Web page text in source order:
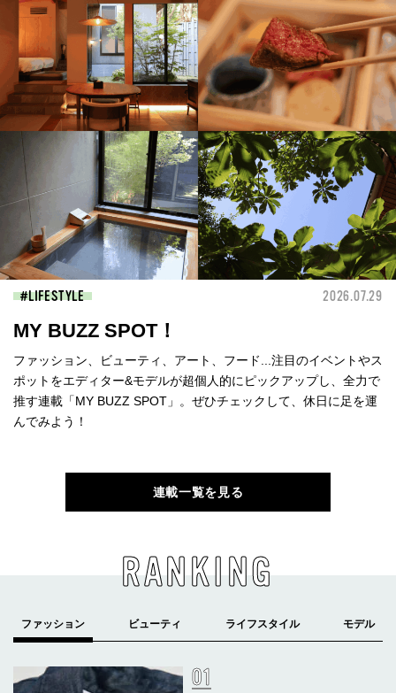
LIFESTYLE 2026.07.29
MY BUZZ SPOT！
ファッション、ビューティ、アート、フード...注目のイベントやス
ポットをエディター&モデルが超個人的にピックアップし、全力で
推す連載「MY BUZZ SPOT」。ぜひチェックして、休日に足を運
んでみよう！
連載一覧を見る
RANKING